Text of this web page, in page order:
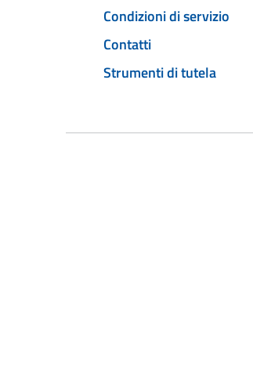
Condizioni di servizio
Contatti
Strumenti di tutela